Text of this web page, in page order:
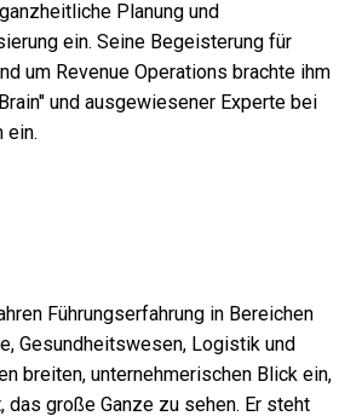
Planung und
ein. Seine Begeisterung für
um Revenue Operations brachte ihm
und ausgewiesener Experte bei
ein.
Führungserfahrung in Bereichen
Gesundheitswesen, Logistik und
breiten, unternehmerischen Blick ein,
das große Ganze zu sehen. Er steht